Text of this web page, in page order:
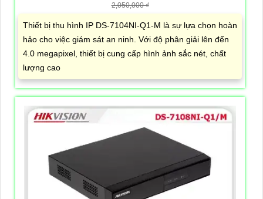
2,050,000 ₫
Thiết bị thu hình IP DS-7104NI-Q1-M là sự lựa chọn hoàn
hảo cho việc giám sát an ninh. Với độ phân giải lên đến
4.0 megapixel, thiết bị cung cấp hình ảnh sắc nét, chất
lượng cao